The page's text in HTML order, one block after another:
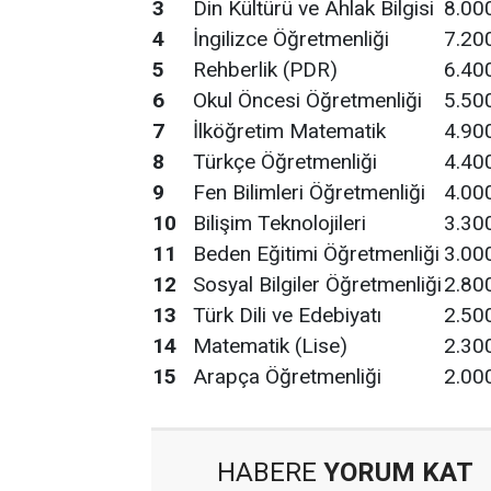
3
Din Kültürü ve Ahlak Bilgisi
4
İngilizce Öğretmenliği
5
Rehberlik (PDR)
6
Okul Öncesi Öğretmenliği
7
İlköğretim Matematik
8
Türkçe Öğretmenliği
9
Fen Bilimleri Öğretmenliği
10
Bilişim Teknolojileri
11
Beden Eğitimi Öğretmenliği
12
Sosyal Bilgiler Öğretmenliği
13
Türk Dili ve Edebiyatı
14
Matematik (Lise)
15
Arapça Öğretmenliği
HABERE YORUM KAT